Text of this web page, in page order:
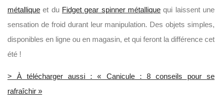
métallique et du Fidget gear spinner métallique qui laissent une
sensation de froid durant leur manipulation. Des objets simples,
disponibles en ligne ou en magasin, et qui feront la différence cet
été !
> À télécharger aussi : « Canicule : 8 conseils pour se
rafraîchir »